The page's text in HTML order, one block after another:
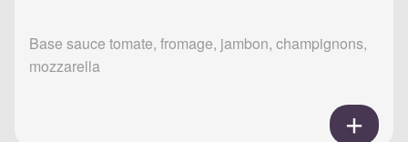
Base sauce tomate, fromage, jambon, champignons,
mozzarella